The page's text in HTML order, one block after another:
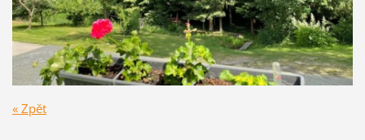
« Zpět